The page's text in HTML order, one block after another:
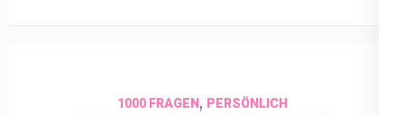
1000 FRAGEN, PERSÖNLICH